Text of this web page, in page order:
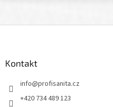
Kontakt
info@profisanita.cz
+420 734 489 123